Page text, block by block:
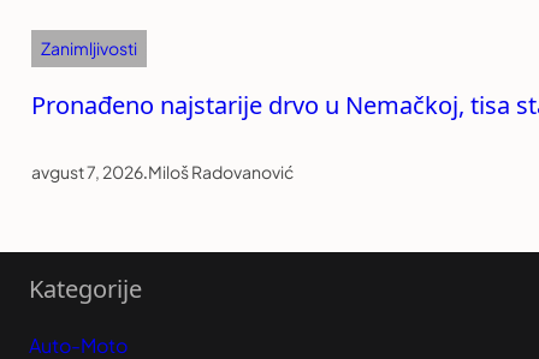
Zanimljivosti
Pronađeno najstarije drvo u Nemačkoj, tisa
avgust 7, 2026.Miloš Radovanović
Kategorije
Auto-Moto